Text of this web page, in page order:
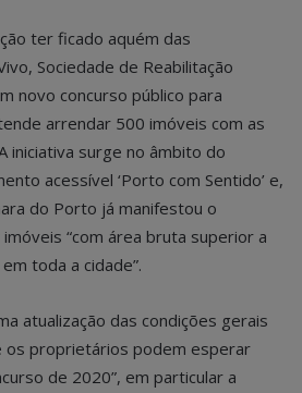
ter ficado aquém das
Sociedade de Reabilitação
novo concurso público para
arrendar 500 imóveis com as
iniciativa surge no âmbito do
acessível ‘Porto com Sentido’ e,
do Porto já manifestou o
“com área bruta superior a
toda a cidade”.
atualização das condições gerais
os proprietários podem esperar
de 2020”, em particular a